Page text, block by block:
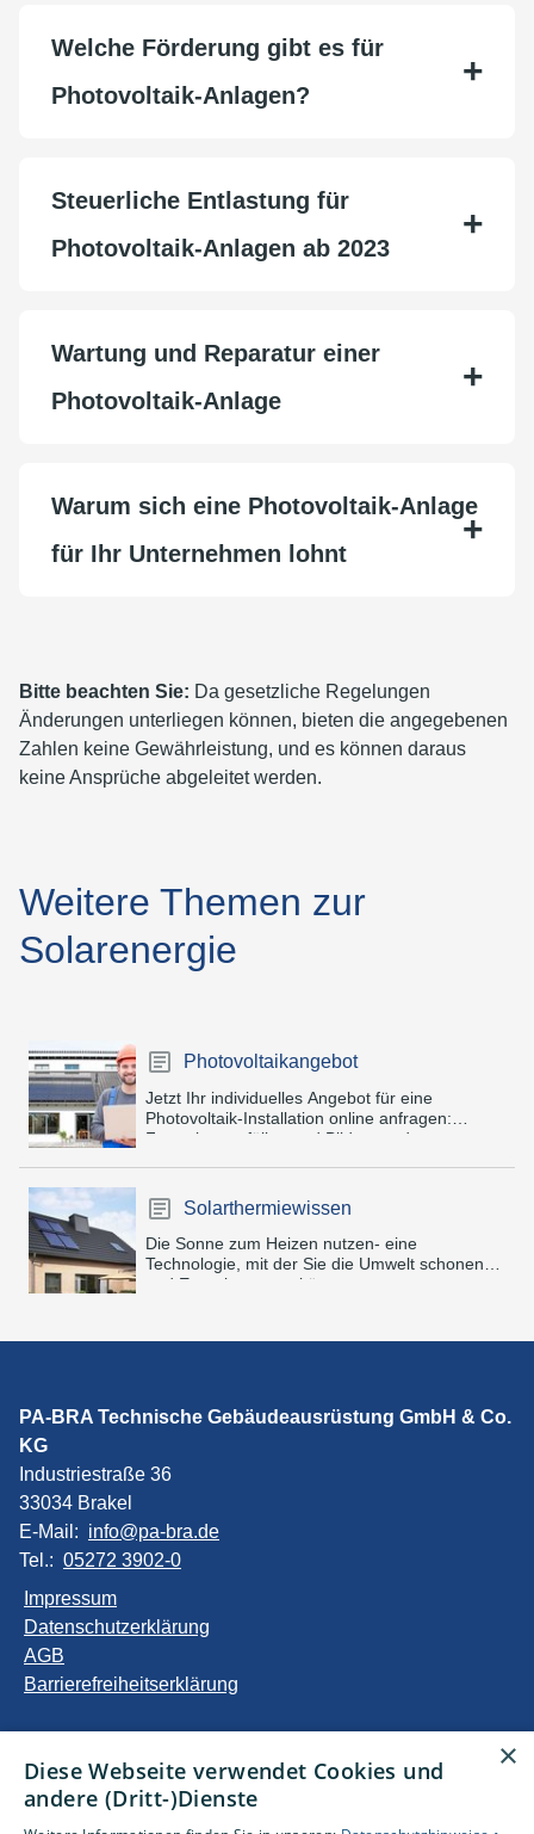
Welche Förderung gibt es für
Photovoltaik-Anlagen?
Steuerliche Entlastung für
Photovoltaik-Anlagen ab 2023
Wartung und Reparatur einer
Photovoltaik-Anlage
Warum sich eine Photovoltaik-Anlage
für Ihr Unternehmen lohnt
Bitte beachten Sie: Da gesetzliche Regelungen
Änderungen unterliegen können, bieten die angegebenen
Zahlen keine Gewährleistung, und es können daraus
keine Ansprüche abgeleitet werden.
Weitere Themen zur
Solarenergie
Photovoltaikangebot
Jetzt Ihr individuelles Angebot für eine
Photovoltaik-Installation online anfragen:
Formular ausfüllen und Bilder senden.
Solarthermiewissen
Die Sonne zum Heizen nutzen- eine
Technologie, mit der Sie die Umwelt schonen
und Energie sparen können.
PA-BRA Technische Gebäudeausrüstung GmbH & Co.
KG
Industriestraße 36
33034 Brakel
E-Mail: info@pa-bra.de
Tel.: 05272 3902-0
Impressum
Datenschutzerklärung
AGB
Barrierefreiheitserklärung
Privatkunden
Gewerbekunden
Karriere
×
Diese Webseite verwendet Cookies und
andere (Dritt-)Dienste